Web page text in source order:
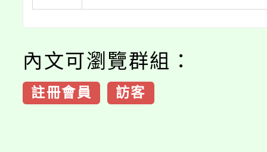
內文可瀏覽群組：
註冊會員 訪客